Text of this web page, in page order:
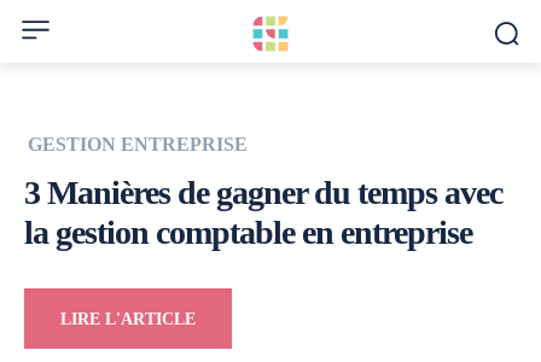
GESTION ENTREPRISE
3 Manières de gagner du temps avec
la gestion comptable en entreprise
LIRE L'ARTICLE